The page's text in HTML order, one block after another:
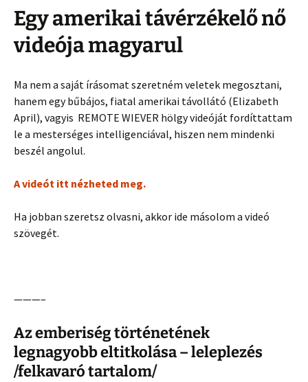
Egy amerikai távérzékelő nő
videója magyarul
Ma nem a saját írásomat szeretném veletek megosztani,
hanem egy bűbájos, fiatal amerikai távollátó (Elizabeth
April), vagyis REMOTE WIEVER hölgy videóját fordíttattam
le a mesterséges intelligenciával, hiszen nem mindenki
beszél angolul.
A videót itt nézheted meg.
Ha jobban szeretsz olvasni, akkor ide másolom a videó
szövegét.
———–
Az emberiség történetének
legnagyobb eltitkolása – leleplezés
/felkavaró tartalom/